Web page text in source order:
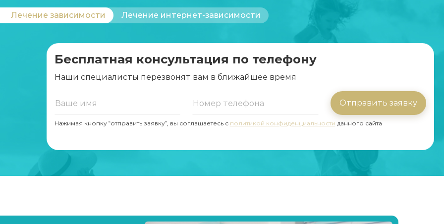
Лечение зависимости Лечение интернет-зависимости
Бесплатная консультация по телефону
Наши специалисты перезвонят вам в ближайшее время
Отправить заявку
Нажимая кнопку “отправить заявку”, вы соглашаетесь с политикой конфиденциальности данного сайта